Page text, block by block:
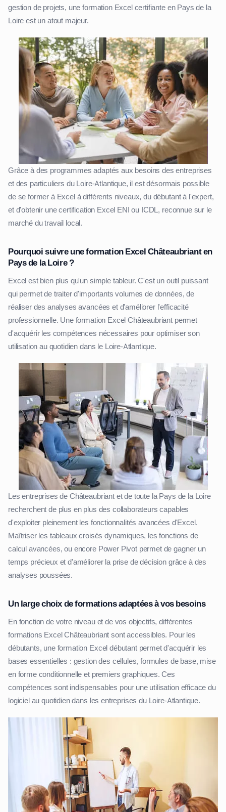
gestion de projets, une formation Excel certifiante en Pays de la
Loire est un atout majeur.
Grâce à des programmes adaptés aux besoins des entreprises
et des particuliers du Loire-Atlantique, il est désormais possible
de se former à Excel à différents niveaux, du débutant à l'expert,
et d'obtenir une certification Excel ENI ou ICDL, reconnue sur le
marché du travail local.
Pourquoi suivre une formation Excel Châteaubriant en
Pays de la Loire ?
Excel est bien plus qu'un simple tableur. C'est un outil puissant
qui permet de traiter d'importants volumes de données, de
réaliser des analyses avancées et d'améliorer l'efficacité
professionnelle. Une formation Excel Châteaubriant permet
d'acquérir les compétences nécessaires pour optimiser son
utilisation au quotidien dans le Loire-Atlantique.
Les entreprises de Châteaubriant et de toute la Pays de la Loire
recherchent de plus en plus des collaborateurs capables
d'exploiter pleinement les fonctionnalités avancées d'Excel.
Maîtriser les tableaux croisés dynamiques, les fonctions de
calcul avancées, ou encore Power Pivot permet de gagner un
temps précieux et d'améliorer la prise de décision grâce à des
analyses poussées.
Un large choix de formations adaptées à vos besoins
En fonction de votre niveau et de vos objectifs, différentes
formations Excel Châteaubriant sont accessibles. Pour les
débutants, une formation Excel débutant permet d'acquérir les
bases essentielles : gestion des cellules, formules de base, mise
en forme conditionnelle et premiers graphiques. Ces
compétences sont indispensables pour une utilisation efficace du
logiciel au quotidien dans les entreprises du Loire-Atlantique.